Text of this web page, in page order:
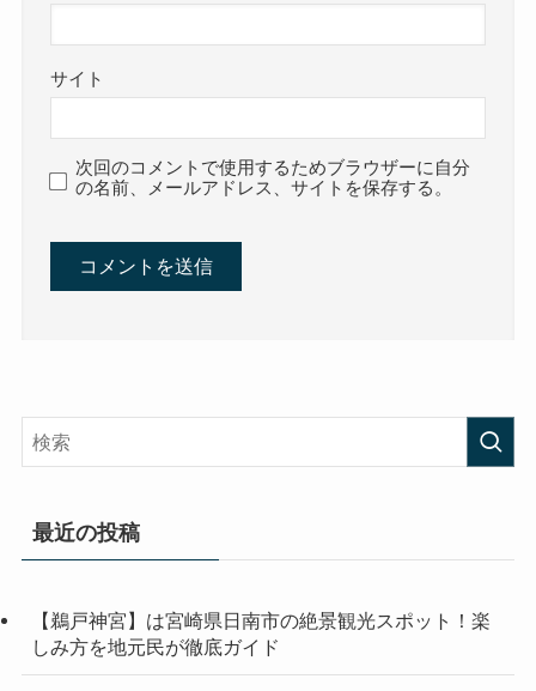
サイト
次回のコメントで使用するためブラウザーに自分
の名前、メールアドレス、サイトを保存する。
最近の投稿
【鵜戸神宮】は宮崎県日南市の絶景観光スポット！楽
しみ方を地元民が徹底ガイド